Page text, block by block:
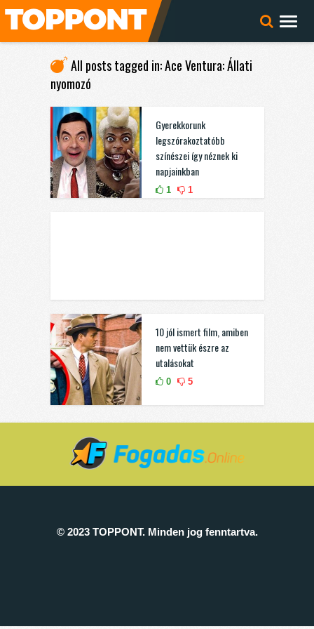
All posts tagged in: Ace Ventura: Állati
nyomozó
Gyerekkorunk
legszórakoztatóbb
színészei így néznek ki
napjainkban
1 1
10 jól ismert film, amiben
nem vettük észre az
utalásokat
0 5
© 2023 TOPPONT. Minden jog fenntartva.